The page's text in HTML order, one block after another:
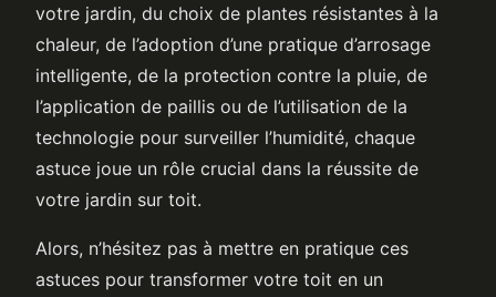
votre jardin, du choix de plantes résistantes à la
chaleur, de l’adoption d’une pratique d’arrosage
intelligente, de la protection contre la pluie, de
l’application de paillis ou de l’utilisation de la
technologie pour surveiller l’humidité, chaque
astuce joue un rôle crucial dans la réussite de
votre jardin sur toit.
Alors, n’hésitez pas à mettre en pratique ces
astuces pour transformer votre toit en un